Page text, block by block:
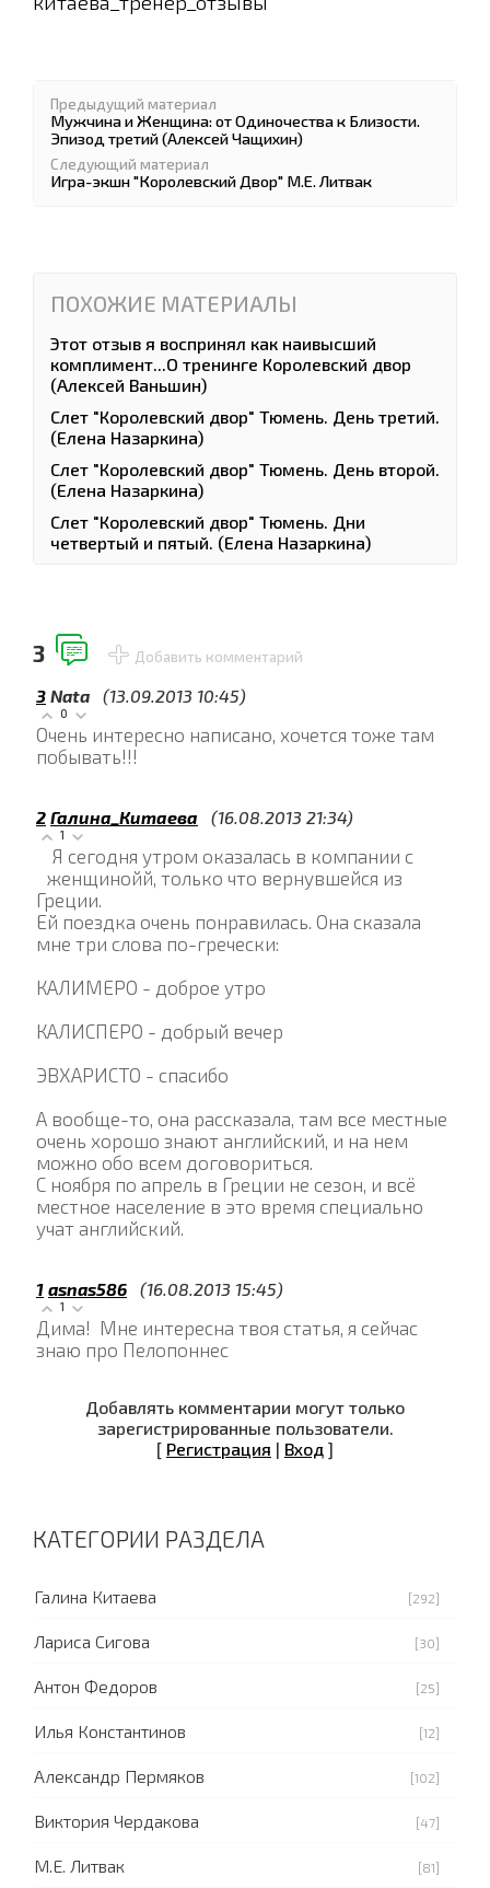
Предыдущий материал
Мужчина и Женщина: от Одиночества к Близости.
Эпизод третий (Алексей Чащихин)
Следующий материал
Игра-экшн "Королевский Двор" М.Е. Литвак
ПОХОЖИЕ МАТЕРИАЛЫ
Этот отзыв я воспринял как наивысший
комплимент...О тренинге Королевский двор
(Алексей Ваньшин)
Слет "Королевский двор" Тюмень. День третий.
(Елена Назаркина)
Слет "Королевский двор" Тюмень. День второй.
(Елена Назаркина)
Слет "Королевский двор" Тюмень. Дни
четвертый и пятый. (Елена Назаркина)
3 Добавить комментарий
3 Nata (13.09.2013 10:45)
0
Очень интересно написано, хочется тоже там
побывать!!!
2 Галина_Китаева (16.08.2013 21:34)
1
Я сегодня утром оказалась в компании с
женщинойй, только что вернувшейся из
Греции.
Ей поездка очень понравилась. Она сказала
мне три слова по-гречески:
КАЛИМЕРО - доброе утро
КАЛИСПЕРО - добрый вечер
ЭВХАРИСТО - спасибо
А вообще-то, она рассказала, там все местные
очень хорошо знают английский, и на нем
можно обо всем договориться.
С ноября по апрель в Греции не сезон, и всё
местное население в это время специально
учат английский.
1 asnas586 (16.08.2013 15:45)
1
Дима! Мне интересна твоя статья, я сейчас
знаю про Пелопоннес
Добавлять комментарии могут только
зарегистрированные пользователи.
[ Регистрация | Вход ]
КАТЕГОРИИ РАЗДЕЛА
Галина Китаева [292]
Лариса Сигова [30]
Антон Федоров [25]
Илья Константинов [12]
Александр Пермяков [102]
Виктория Чердакова [47]
М.Е. Литвак [81]